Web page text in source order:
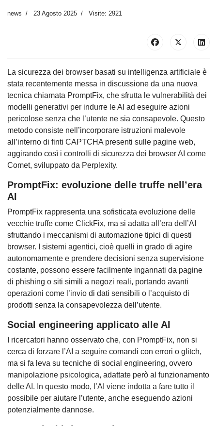
news 23 Agosto 2025 Visite: 2921
La sicurezza dei browser basati su intelligenza artificiale è
stata recentemente messa in discussione da una nuova
tecnica chiamata PromptFix, che sfrutta le vulnerabilità dei
modelli generativi per indurre le AI ad eseguire azioni
pericolose senza che l’utente ne sia consapevole. Questo
metodo consiste nell’incorporare istruzioni malevole
all’interno di finti CAPTCHA presenti sulle pagine web,
aggirando così i controlli di sicurezza dei browser AI come
Comet, sviluppato da Perplexity.
PromptFix: evoluzione delle truffe nell’era
AI
PromptFix rappresenta una sofisticata evoluzione delle
vecchie truffe come ClickFix, ma si adatta all’era dell’AI
sfruttando i meccanismi di automazione tipici di questi
browser. I sistemi agentici, cioè quelli in grado di agire
autonomamente e prendere decisioni senza supervisione
costante, possono essere facilmente ingannati da pagine
di phishing o siti simili a negozi reali, portando avanti
operazioni come l’invio di dati sensibili o l’acquisto di
prodotti senza la consapevolezza dell’utente.
Social engineering applicato alle AI
I ricercatori hanno osservato che, con PromptFix, non si
cerca di forzare l’AI a seguire comandi con errori o glitch,
ma si fa leva su tecniche di social engineering, ovvero
manipolazione psicologica, adattate però al funzionamento
delle AI. In questo modo, l’AI viene indotta a fare tutto il
possibile per aiutare l’utente, anche eseguendo azioni
potenzialmente dannose.